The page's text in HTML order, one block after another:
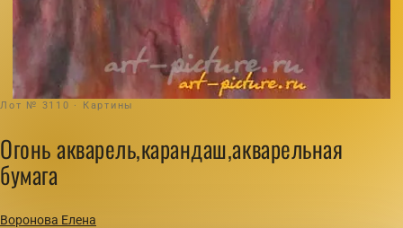
Лот № 3110 · Картины
Огонь акварель,карандаш,акварельная
бумага
Воронова Елена